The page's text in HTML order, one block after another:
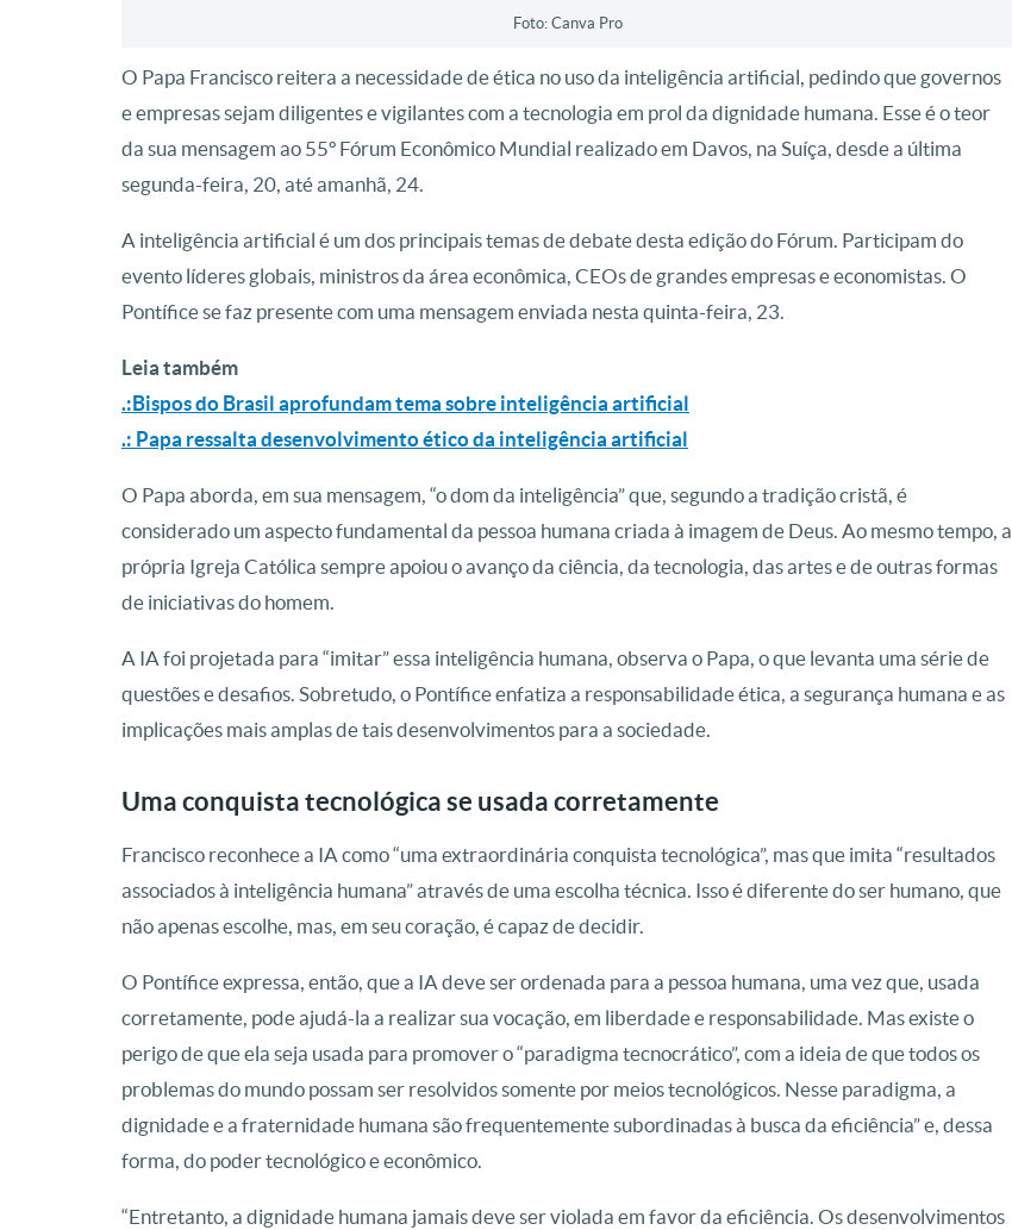
Foto: Canva Pro
O Papa Francisco reitera a necessidade de ética no uso da inteligência artificial, pedindo que governos
e empresas sejam diligentes e vigilantes com a tecnologia em prol da dignidade humana. Esse é o teor
da sua mensagem ao 55º Fórum Econômico Mundial realizado em Davos, na Suíça, desde a última
segunda-feira, 20, até amanhã, 24.
A inteligência artificial é um dos principais temas de debate desta edição do Fórum. Participam do
evento líderes globais, ministros da área econômica, CEOs de grandes empresas e economistas. O
Pontífice se faz presente com uma mensagem enviada nesta quinta-feira, 23.
Leia também
.:Bispos do Brasil aprofundam tema sobre inteligência artificial
.: Papa ressalta desenvolvimento ético da inteligência artificial
O Papa aborda, em sua mensagem, “o dom da inteligência” que, segundo a tradição cristã, é
considerado um aspecto fundamental da pessoa humana criada à imagem de Deus. Ao mesmo tempo, a
própria Igreja Católica sempre apoiou o avanço da ciência, da tecnologia, das artes e de outras formas
de iniciativas do homem.
A IA foi projetada para “imitar” essa inteligência humana, observa o Papa, o que levanta uma série de
questões e desafios. Sobretudo, o Pontífice enfatiza a responsabilidade ética, a segurança humana e as
implicações mais amplas de tais desenvolvimentos para a sociedade.
Uma conquista tecnológica se usada corretamente
Francisco reconhece a IA como “uma extraordinária conquista tecnológica”, mas que imita “resultados
associados à inteligência humana” através de uma escolha técnica. Isso é diferente do ser humano, que
não apenas escolhe, mas, em seu coração, é capaz de decidir.
O Pontífice expressa, então, que a IA deve ser ordenada para a pessoa humana, uma vez que, usada
corretamente, pode ajudá-la a realizar sua vocação, em liberdade e responsabilidade. Mas existe o
perigo de que ela seja usada para promover o “paradigma tecnocrático”, com a ideia de que todos os
problemas do mundo possam ser resolvidos somente por meios tecnológicos. Nesse paradigma, a
dignidade e a fraternidade humana são frequentemente subordinadas à busca da eficiência” e, dessa
forma, do poder tecnológico e econômico.
“Entretanto, a dignidade humana jamais deve ser violada em favor da eficiência. Os desenvolvimentos